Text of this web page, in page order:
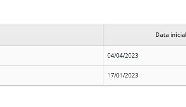
Data inicial
04/04/2023
17/01/2023